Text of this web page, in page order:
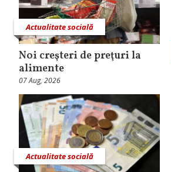
Actualitate socială
Noi creşteri de preţuri la
alimente
07 Aug, 2026
Actualitate socială